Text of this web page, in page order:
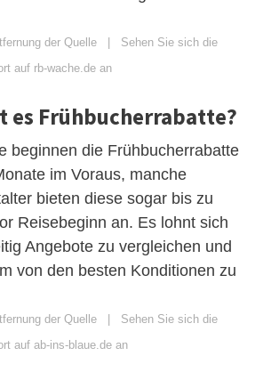
der Quelle
Sehen Sie sich die
auf rb-wache.de an
es Frühbucherrabatte?
beginnen die Frühbucherrabatte
im Voraus, manche
bieten diese sogar bis zu
Reisebeginn an. Es lohnt sich
Angebote zu vergleichen und
von den besten Konditionen zu
der Quelle
Sehen Sie sich die
auf ab-ins-blaue.de an